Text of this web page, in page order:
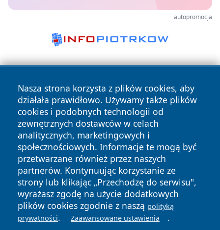
autopromocja
Nasza strona korzysta z plików cookies, aby
działała prawidłowo. Używamy także plików
cookies i podobnych technologii od
zewnętrznych dostawców w celach
analitycznych, marketingowych i
społecznościowych. Informacje te mogą być
przetwarzane również przez naszych
partnerów. Kontynuując korzystanie ze
strony lub klikając „Przechodzę do serwisu",
wyrażasz zgodę na użycie dodatkowych
plików cookies zgodnie z naszą polityką
prywatności. Zaawansowane ustawienia .
Copyright © 2026 terazgniezno.pl Wszystkie prawa
zastrzeżone.
News Autorzy
Polityka
Prywatności
Polityka
Cookies